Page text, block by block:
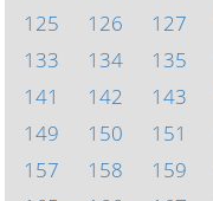
125
126 127
133
134 135
141
142 143
149
150 151
157
158 159